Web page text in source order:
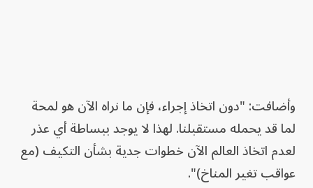
وأضافت: "دون اتخاذ إجراء، فإن ما نراه الآن هو لمحة
لما قد يحمله مستقبلنا. لهذا لا يوجد ببساطة أي عذر
لعدم اتخاذ العالم الآن خطوات جدية بشأن التكيف (مع
عواقب تغير المناخ)".